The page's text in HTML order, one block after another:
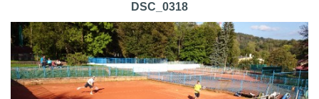
DSC_0318